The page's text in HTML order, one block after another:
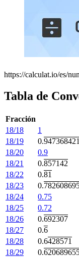
https://calculat.io/es/
Tabla de
Fracción
18/18
1
18/19
0.
18/20
0.9
18/21
0.857142
18/22
0.81
18/23
0.
18/24
0.75
18/25
0.72
18/26
0.692307
18/27
0.6
18/28
0.6428571
18/29
0.